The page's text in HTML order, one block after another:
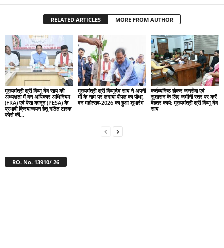
RELATED ARTICLES MORE FROM AUTHOR
मुख्यमंत्री श्री विष्णु देव साय की
अध्यक्षता में वन अधिकार अधिनियम
(FRA) एवं पेसा कानून (PESA) के
प्रभावी क्रियान्वयन हेतु गठित टास्क
फोर्स की...
मुख्यमंत्री श्री विष्णुदेव साय ने अपनी
माँ के नाम पर लगाया पीपल का पौधा,
वन महोत्सव-2026 का हुआ शुभारंभ
कर्तव्यनिष्ठ होकर जनसेवा एवं
सुशासन के लिए जमीनी स्तर पर करें
बेहतर कार्य: मुख्यमंत्री श्री विष्णु देव
साय
RO. No. 13910/ 26